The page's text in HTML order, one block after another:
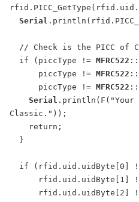
Serial
if (piccType != MFRC522
piccType != MFRC522
piccType != MFRC522
Serial .println(F("Your
Classic."));